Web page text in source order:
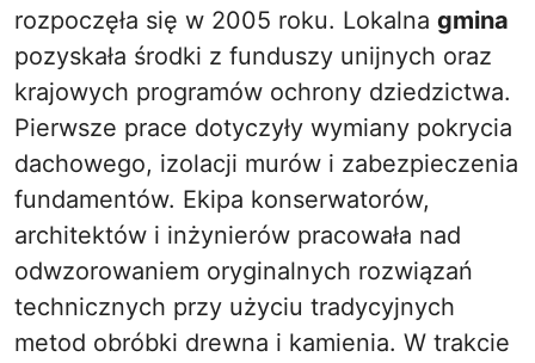
rozpoczęła się w 2005 roku. Lokalna gmina
pozyskała środki z funduszy unijnych oraz
krajowych programów ochrony dziedzictwa.
Pierwsze prace dotyczyły wymiany pokrycia
dachowego, izolacji murów i zabezpieczenia
fundamentów. Ekipa konserwatorów,
architektów i inżynierów pracowała nad
odwzorowaniem oryginalnych rozwiązań
technicznych przy użyciu tradycyjnych
metod obróbki drewna i kamienia. W trakcie